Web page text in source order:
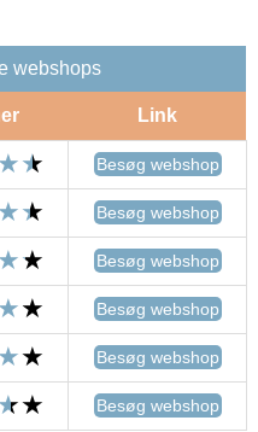
webshops
Link
Besøg webshop
Besøg webshop
Besøg webshop
Besøg webshop
Besøg webshop
Besøg webshop